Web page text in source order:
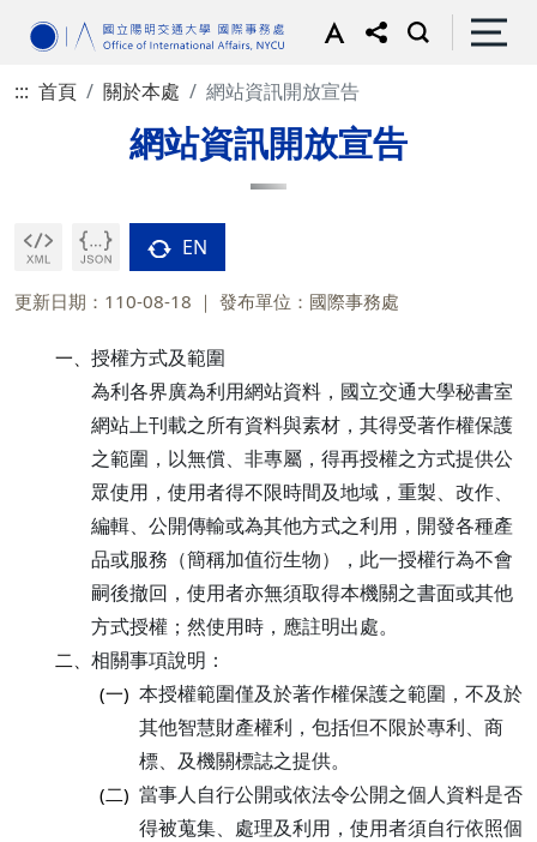
::: 首頁 關於本處 網站資訊開放宣告
網站資訊開放宣告
EN
更新日期：110-08-18 發布單位：國際事務處
一、 授權方式及範圍
為利各界廣為利用網站資料，國立交通大學秘書室
網站上刊載之所有資料與素材，其得受著作權保護
之範圍，以無償、非專屬，得再授權之方式提供公
眾使用，使用者得不限時間及地域，重製、改作、
編輯、公開傳輸或為其他方式之利用，開發各種產
品或服務（簡稱加值衍生物），此一授權行為不會
嗣後撤回，使用者亦無須取得本機關之書面或其他
方式授權；然使用時，應註明出處。
二、 相關事項說明：
(一) 本授權範圍僅及於著作權保護之範圍，不及於
其他智慧財產權利，包括但不限於專利、商
標、及機關標誌之提供。
(二) 當事人自行公開或依法令公開之個人資料是否
得被蒐集、處理及利用，使用者須自行依照個